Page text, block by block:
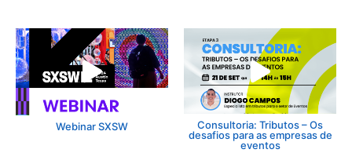
Webinar SXSW
Consultoria: Tributos – Os
desafios para as empresas de
eventos